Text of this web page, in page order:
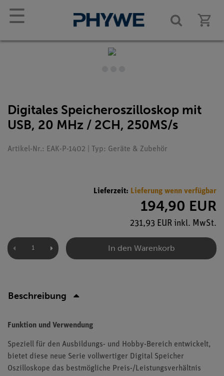
☰
Digitales Speicheroszilloskop mit
USB, 20 MHz / 2CH, 250MS/s
Artikel-Nr.: EAK-P-1402 | Typ: Geräte & Zubehör
Lieferzeit: Lieferung wenn verfügbar
194,90 EUR
231,93 EUR inkl. MwSt.
In den Warenkorb
Beschreibung
Funktion und Verwendung
Speziell für den Ausbildungs- und Hobby-Bereich entwickelt,
bietet diese neue Serie vollwertiger Digital Speicher
Oszilloskope das bestmögliche Preis-/Leistungsverhältnis